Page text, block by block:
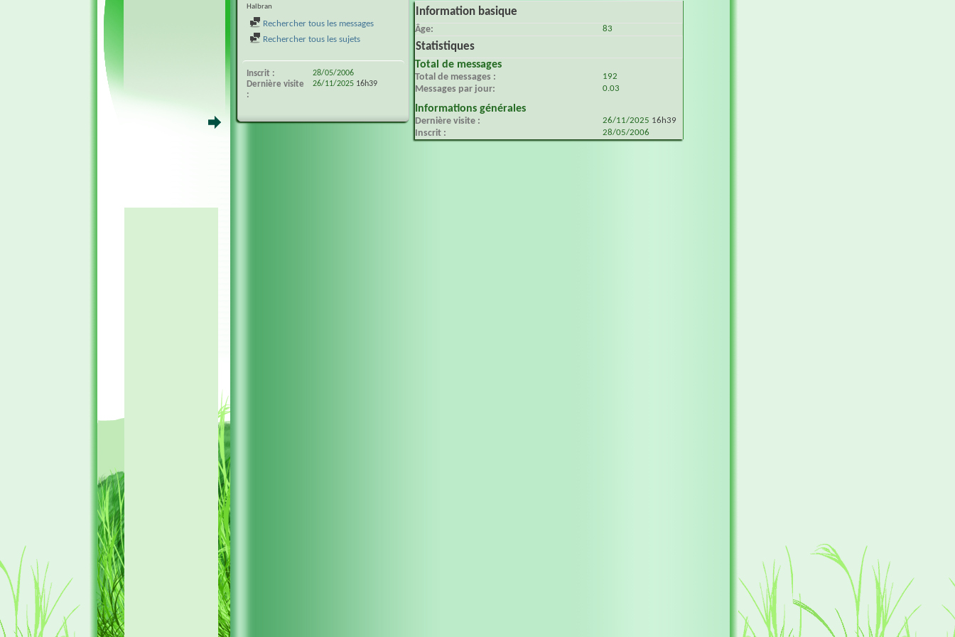
Halbran
Rechercher tous les messages
Rechercher tous les sujets
Inscrit 28/05/2006
Dernière visite 26/11/2025 16h39
Information basique
Âge 83
Statistiques
Total de messages
Total de messages 192
Messages par jour 0.03
Informations générales
Dernière visite 26/11/2025 16h39
Inscrit 28/05/2006